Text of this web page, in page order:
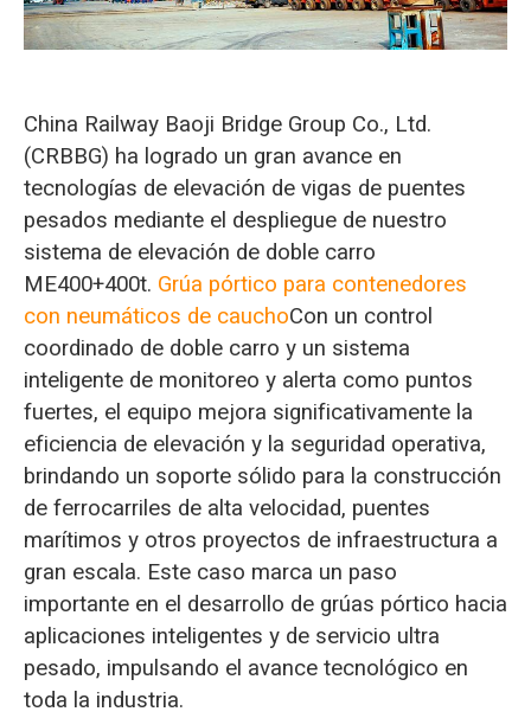
China Railway Baoji Bridge Group Co., Ltd.
(CRBBG) ha logrado un gran avance en
tecnologías de elevación de vigas de puentes
pesados mediante el despliegue de nuestro
sistema de elevación de doble carro
ME400+400t. Grúa pórtico para contenedores
con neumáticos de cauchoCon un control
coordinado de doble carro y un sistema
inteligente de monitoreo y alerta como puntos
fuertes, el equipo mejora significativamente la
eficiencia de elevación y la seguridad operativa,
brindando un soporte sólido para la construcción
de ferrocarriles de alta velocidad, puentes
marítimos y otros proyectos de infraestructura a
gran escala. Este caso marca un paso
importante en el desarrollo de grúas pórtico hacia
aplicaciones inteligentes y de servicio ultra
pesado, impulsando el avance tecnológico en
toda la industria.